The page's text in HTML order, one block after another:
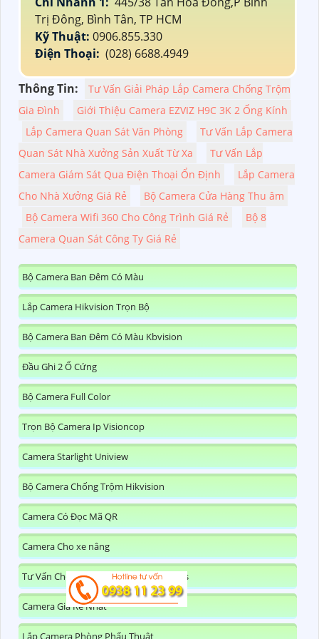
Trị Đông, Bình Tân, TP HCM
Kỹ Thuật: 0906.855.330
Điện Thoại: (028) 6688.4949
Thông Tin:
Tư Vấn Giải Pháp Lắp Camera Chống Trộm
Gia Đình
Giới Thiệu Camera EZVIZ H9C 3K 2 Ống Kính
Lắp Camera Quan Sát Văn Phòng
Tư Vấn Lắp Camera
Quan Sát Nhà Xưởng Sản Xuất Từ Xa
Tư Vấn Lắp
Camera Giám Sát Qua Điện Thoại Ổn Định
Lắp Camera
Cho Nhà Xưởng Giá Rẻ
Bộ Camera Cửa Hàng Thu âm
Bộ Camera Wifi 360 Cho Công Trình Giá Rẻ
Bộ 8
Camera Quan Sát Công Ty Giá Rẻ
Bộ Camera Ban Đêm Có Màu
Lắp Camera Hikvision Trọn Bộ
Bộ Camera Ban Đêm Có Màu Kbvision
Đầu Ghi 2 Ổ Cứng
Bộ Camera Full Color
Trọn Bộ Camera Ip Visioncop
Camera Starlight Uniview
Bộ Camera Chống Trộm Hikvision
Camera Có Đọc Mã QR
Camera Cho xe nâng
Tư Vấn Chọn Camera Cho Kho Logistics
Camera Giá Rẻ Nhất
Lắp Camera Phòng Phẩu Thuật